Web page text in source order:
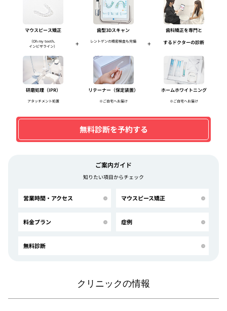
マウスピース矯正
（Oh my teeth、
インビザライン）
歯型3Dスキャン
レントゲンの精密検査も完備
歯科矯正を専門と
するドクターの診断
研磨処理（IPR）
アタッチメント処置
リテーナー（保定装置）
※ご自宅へお届け
ホームホワイトニング
※ご自宅へお届け
+ +
無料診断を予約する
ご案内ガイド
知りたい項目からチェック
営業時間・アクセス マウスピース矯正
料金プラン 症例
無料診断
クリニックの情報